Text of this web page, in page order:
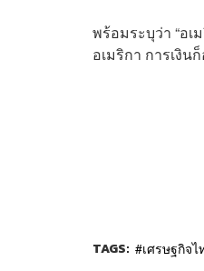
พร้อมระบุว่า “อ
อเมริกา การเงิน
TAGS: เศรษฐกิจไ